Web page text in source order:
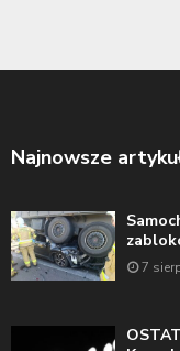
Najnowsze
7